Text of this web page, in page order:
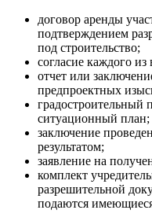
договор аренды
подтверждением
под строительство;
согласие каждого из
отчет или
предпроектных
градостроительный
ситуационный план;
заключение
результатом;
заявление на
комплект
разрешительной
подаются